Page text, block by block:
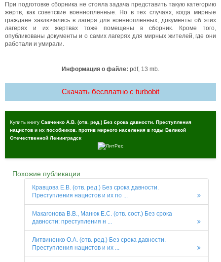
При подготовке сборника не стояла задача представить такую категорию
жертв, как советские военнопленные. Но в тех случаях, когда мирные
граждане заключались в лагеря для военнопленных, документы об этих
лагерях и их жертвах тоже помещены в сборник. Кроме того,
опубликованы документы и о самих лагерях для мирных жителей, где они
работали и умирали.
Информация о файле: pdf, 13 mb.
Скачать бесплатно c turbobit
Купить книгу Савченко А.В. (отв. ред.) Без срока давности. Преступления
нацистов и их пособников. против мирного населения в годы Великой
Отечественной Ленинградск
Похожие публикации
Кравцова Е.В. (отв. ред.) Без срока давности.
Преступления нацистов и их по ...
Макагонова В.В., Манюк Е.С. (отв. сост.) Без срока
давности: преступления н ...
Литвиненко О.А. (отв. ред.) Без срока давности.
Преступления нацистов и их ...